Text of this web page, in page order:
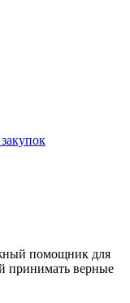
помощник для
принимать верные